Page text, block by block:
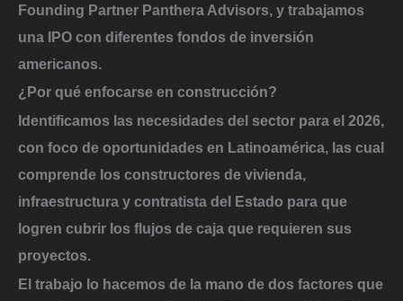
Founding Partner Panthera Advisors, y trabajamos
una IPO con diferentes fondos de inversión
americanos.
¿Por qué enfocarse en construcción?
Identificamos las necesidades del sector para el 2026,
con foco de oportunidades en Latinoamérica, las cual
comprende los constructores de vivienda,
infraestructura y contratista del Estado para que
logren cubrir los flujos de caja que requieren sus
proyectos.
El trabajo lo hacemos de la mano de dos factores que